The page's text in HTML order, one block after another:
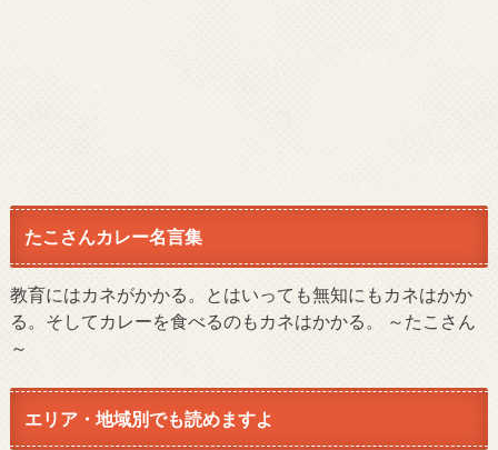
たこさんカレー名言集
教育にはカネがかかる。とはいっても無知にもカネはかか
る。そしてカレーを食べるのもカネはかかる。 ～たこさん
～
エリア・地域別でも読めますよ